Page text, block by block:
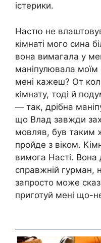
icтерики.
Настю не
кімнаті мого сина
вона вимагала у
маніпулювала
мені кажеш? От
кімнату, тоді й
— так, дрібна
що Влад завжди
мовляв, був таким
пройде з віком.
вимога Насті. Вона
справжній гурман,
запросто може
приготуй мені що-